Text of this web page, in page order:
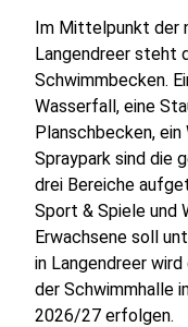
Im Mittelpunkt der
Langendreer steht
Schwimmbecken.
Wasserfall, eine
Planschbecken,
Spraypark sind die
drei Bereiche
Sport & Spiele und
Erwachsene soll
in Langendreer
der Schwimmhalle
2026/27 erfolgen.